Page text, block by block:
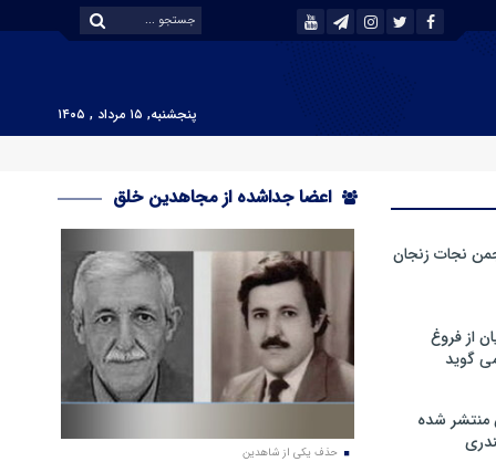
پنجشنبه, ۱۵ مرداد , ۱۴۰۵
نجات زنجان
از فروغ
گوید
منتشر شده
اعضا جداشده از مجاهدین خلق
حذف یکی از شاهدین